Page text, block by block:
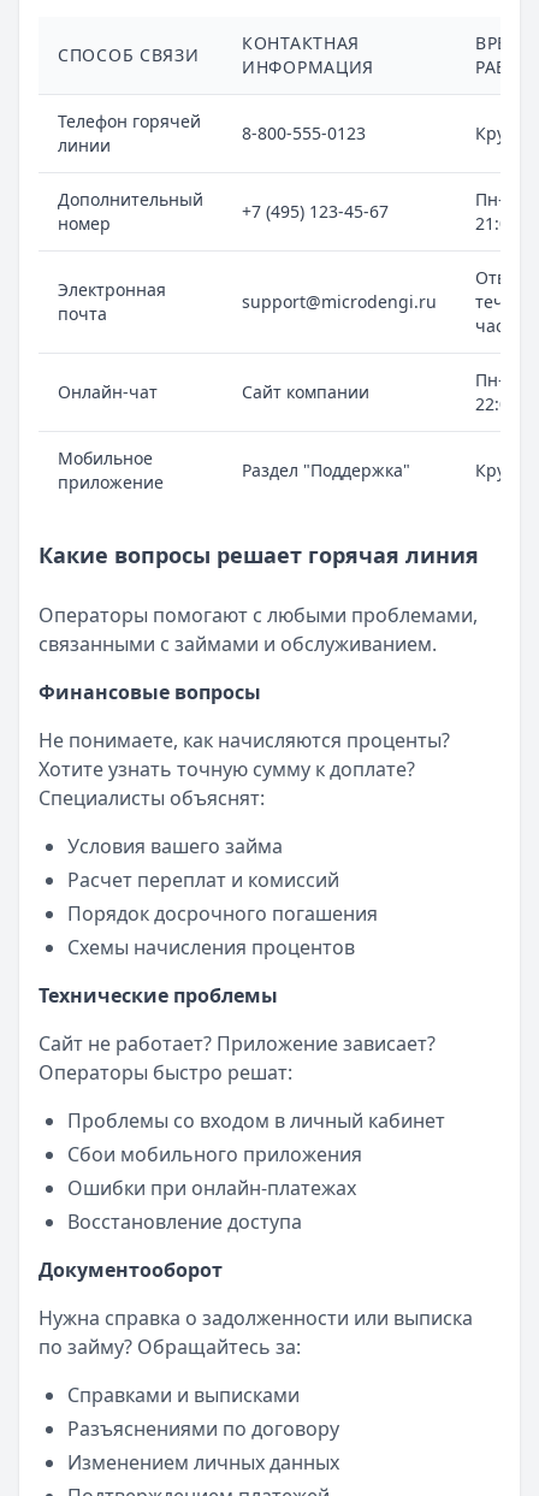
СПОСОБ СВЯЗИ
КОНТАКТНАЯ
ИНФОРМАЦИЯ
ВРЕМЯ
Телефон горячей
линии
8-800-555-0123
Дополнительный
номер
+7 (495) 123-45-67
Пн-Пт:
21:00
Электронная
почта
support@microdengi.ru
Ответ в
часов
Онлайн-чат Сайт компании
Пн-Вс:
22:00
Мобильное
приложение
Раздел "Поддержка"
Какие вопросы решает горячая линия
Операторы помогают с любыми проблемами,
связанными с займами и обслуживанием.
Финансовые вопросы
Не понимаете, как начисляются проценты?
Хотите узнать точную сумму к доплате?
Специалисты объяснят:
Условия вашего займа
Расчет переплат и комиссий
Порядок досрочного погашения
Схемы начисления процентов
Технические проблемы
Сайт не работает? Приложение зависает?
Операторы быстро решат:
Проблемы со входом в личный кабинет
Сбои мобильного приложения
Ошибки при онлайн-платежах
Восстановление доступа
Документооборот
Нужна справка о задолженности или выписка
по займу? Обращайтесь за:
Справками и выписками
Разъяснениями по договору
Изменением личных данных